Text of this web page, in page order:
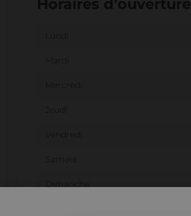
Horaires d'ouverture